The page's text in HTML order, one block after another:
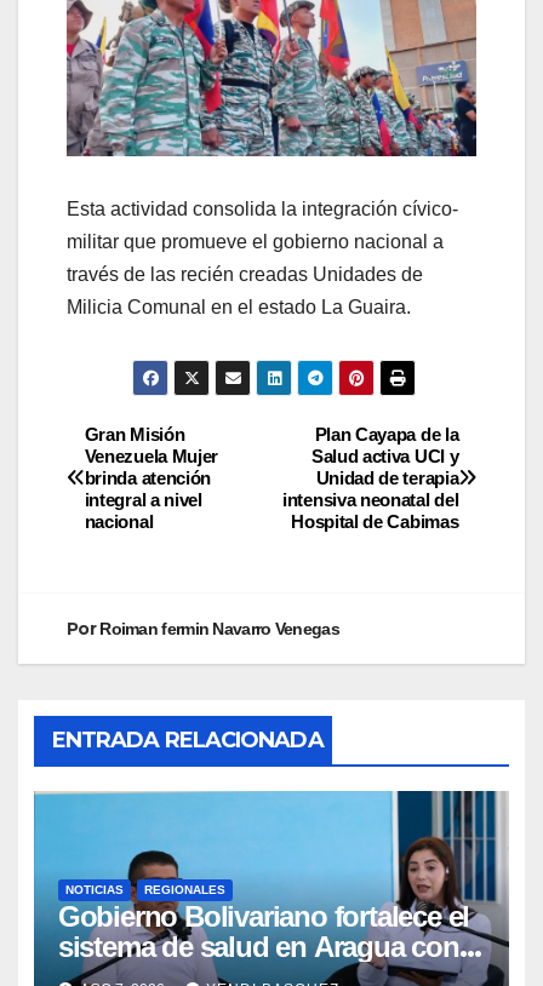
Esta actividad consolida la integración cívico-
militar que promueve el gobierno nacional a
través de las recién creadas Unidades de
Milicia Comunal en el estado La Guaira.
Plan Cayapa de la
Salud activa UCI y
Unidad de terapia
intensiva neonatal del
Hospital de Cabimas
Gran Misión
Venezuela Mujer
brinda atención
integral a nivel
nacional
PorRoiman fermin Navarro Venegas
ENTRADA RELACIONADA
NOTICIAS REGIONALES
Gobierno Bolivariano fortalece el
sistema de salud en Aragua con
la reinauguración del CDI La Mora